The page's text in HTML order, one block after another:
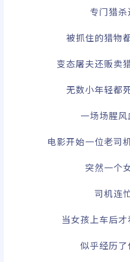
专门猎
被抓住的猎物
变态屠夫还贩卖
无数小年轻都
一场场腥
电影开始一位老司
突然一个
司机连
当女孩上车后
似乎经历